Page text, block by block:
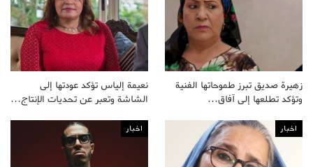
زهيرة صديق تبرز طموحاتها الفنية
وتؤكد تطلعها إلى آفاق…
نعيمة إلياس تؤكد عودتها إلى
الشاشة وتعبر عن تحديات الإنتاج…
اخبار اخبار